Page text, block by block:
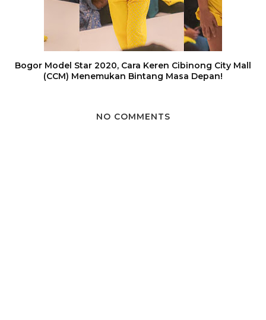
Bogor Model Star 2020, Cara Keren Cibinong City Mall
(CCM) Menemukan Bintang Masa Depan!
NO COMMENTS